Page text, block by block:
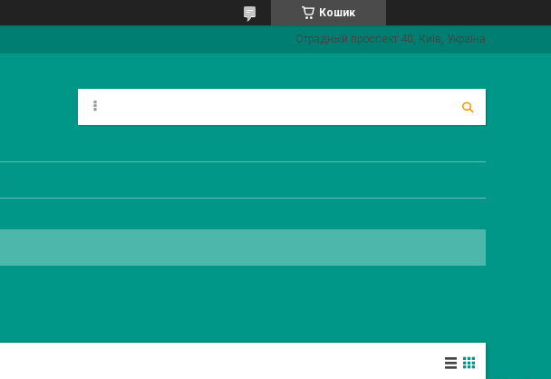
Кошик
Отрадный проспект 40, Київ, Україна